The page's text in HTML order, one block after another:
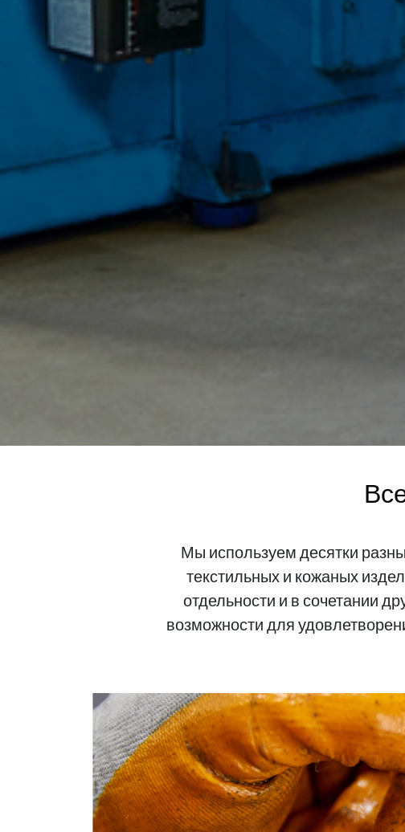
Мы используем десятки
текстильных и кожаных
отдельности и в сочетании
возможности для